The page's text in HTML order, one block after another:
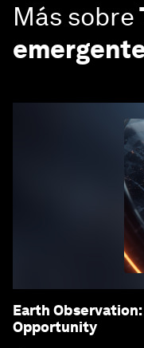
Más sobre
Earth
Opportunity